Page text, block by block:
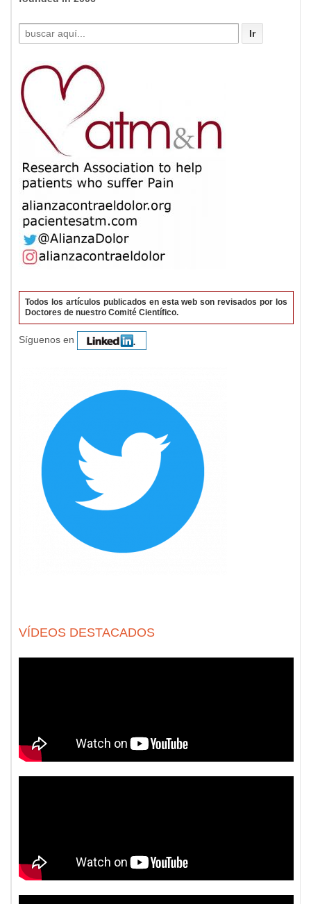
Buscar
por:
Todos los artículos publicados en esta web son revisados por los
Doctores de nuestro Comité Científico.
Síguenos en
VÍDEOS DESTACADOS